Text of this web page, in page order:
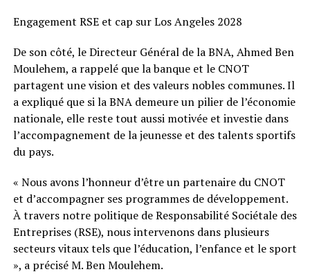
Engagement RSE et cap sur Los Angeles 2028
De son côté, le Directeur Général de la BNA, Ahmed Ben
Moulehem, a rappelé que la banque et le CNOT
partagent une vision et des valeurs nobles communes. Il
a expliqué que si la BNA demeure un pilier de l’économie
nationale, elle reste tout aussi motivée et investie dans
l’accompagnement de la jeunesse et des talents sportifs
du pays.
« Nous avons l’honneur d’être un partenaire du CNOT
et d’accompagner ses programmes de développement.
À travers notre politique de Responsabilité Sociétale des
Entreprises (RSE), nous intervenons dans plusieurs
secteurs vitaux tels que l’éducation, l’enfance et le sport
», a précisé M. Ben Moulehem.